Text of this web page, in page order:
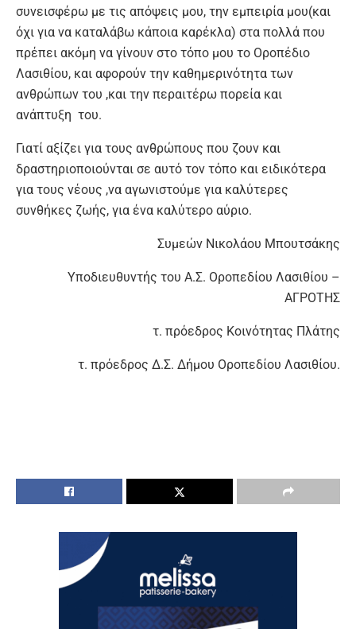
συνεισφέρω με τις απόψεις μου, την εμπειρία μου(και
όχι για να καταλάβω κάποια καρέκλα) στα πολλά που
πρέπει ακόμη να γίνουν στο τόπο μου το Οροπέδιο
Λασιθίου, και αφορούν την καθημερινότητα των
ανθρώπων του ,και την περαιτέρω πορεία και
ανάπτυξη του.
Γιατί αξίζει για τους ανθρώπους που ζουν και
δραστηριοποιούνται σε αυτό τον τόπο και ειδικότερα
για τους νέους ,να αγωνιστούμε για καλύτερες
συνθήκες ζωής, για ένα καλύτερο αύριο.
Συμεών Νικολάου Μπουτσάκης
Υποδιευθυντής του Α.Σ. Οροπεδίου Λασιθίου –
ΑΓΡΟΤΗΣ
τ. πρόεδρος Κοινότητας Πλάτης
τ. πρόεδρος Δ.Σ. Δήμου Οροπεδίου Λασιθίου.